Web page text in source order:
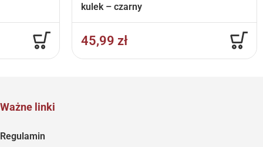
kulek – czarny
45,99 zł
Ważne linki
Regulamin